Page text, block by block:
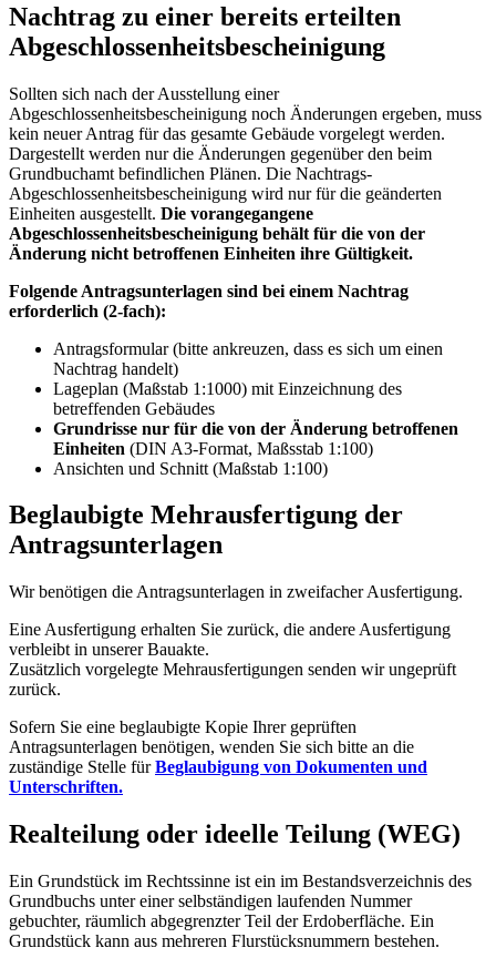
Nachtrag zu einer bereits erteilten
Abgeschlossenheitsbescheinigung
Sollten sich nach der Ausstellung einer
Abgeschlossenheitsbescheinigung noch Änderungen ergeben, muss
kein neuer Antrag für das gesamte Gebäude vorgelegt werden.
Dargestellt werden nur die Änderungen gegenüber den beim
Grundbuchamt befindlichen Plänen. Die Nachtrags-
Abgeschlossenheitsbescheinigung wird nur für die geänderten
Einheiten ausgestellt. Die vorangegangene
Abgeschlossenheitsbescheinigung behält für die von der
Änderung nicht betroffenen Einheiten ihre Gültigkeit.
Folgende Antragsunterlagen sind bei einem Nachtrag
erforderlich (2-fach):
Antragsformular (bitte ankreuzen, dass es sich um einen
Nachtrag handelt)
Lageplan (Maßstab 1:1000) mit Einzeichnung des
betreffenden Gebäudes
Grundrisse nur für die von der Änderung betroffenen
Einheiten (DIN A3-Format, Maßsstab 1:100)
Ansichten und Schnitt (Maßstab 1:100)
Beglaubigte Mehrausfertigung der
Antragsunterlagen
Wir benötigen die Antragsunterlagen in zweifacher Ausfertigung.
Eine Ausfertigung erhalten Sie zurück, die andere Ausfertigung
verbleibt in unserer Bauakte.
Zusätzlich vorgelegte Mehrausfertigungen senden wir ungeprüft
zurück.
Sofern Sie eine beglaubigte Kopie Ihrer geprüften
Antragsunterlagen benötigen, wenden Sie sich bitte an die
zuständige Stelle fürBeglaubigung von Dokumenten und
Unterschriften.
Realteilung oder ideelle Teilung (WEG)
Ein Grundstück im Rechtssinne ist ein im Bestandsverzeichnis des
Grundbuchs unter einer selbständigen laufenden Nummer
gebuchter, räumlich abgegrenzter Teil der Erdoberfläche. Ein
Grundstück kann aus mehreren Flurstücksnummern bestehen.